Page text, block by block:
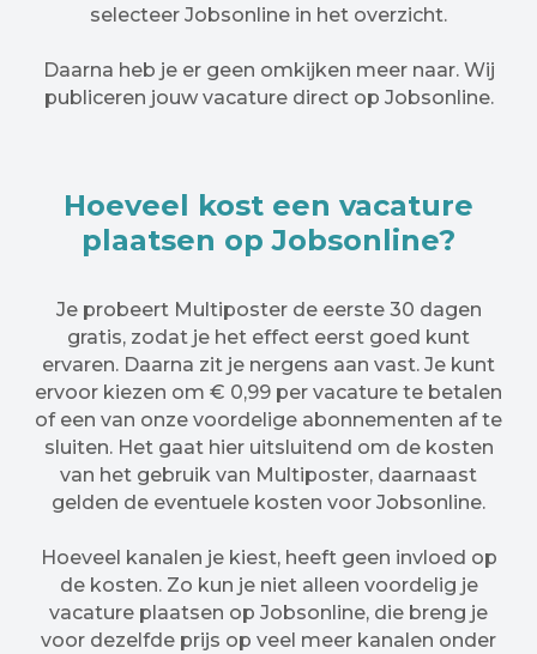
selecteer Jobsonline in het overzicht.
Daarna heb je er geen omkijken meer naar. Wij
publiceren jouw vacature direct op Jobsonline.
Hoeveel kost een vacature
plaatsen op Jobsonline?
Je probeert Multiposter de eerste 30 dagen
gratis, zodat je het effect eerst goed kunt
ervaren. Daarna zit je nergens aan vast. Je kunt
ervoor kiezen om € 0,99 per vacature te betalen
of een van onze voordelige abonnementen af te
sluiten. Het gaat hier uitsluitend om de kosten
van het gebruik van Multiposter, daarnaast
gelden de eventuele kosten voor Jobsonline.
Hoeveel kanalen je kiest, heeft geen invloed op
de kosten. Zo kun je niet alleen voordelig je
vacature plaatsen op Jobsonline, die breng je
voor dezelfde prijs op veel meer kanalen onder